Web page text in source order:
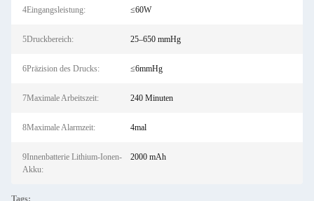
4Eingangsleistung: ≤60W
5Druckbereich: 25–650 mmHg
6Präzision des Drucks: ≤6mmHg
7Maximale Arbeitszeit: 240 Minuten
8Maximale Alarmzeit: 4mal
9Innenbatterie Lithium-Ionen-
Akku:
2000 mAh
Tags: